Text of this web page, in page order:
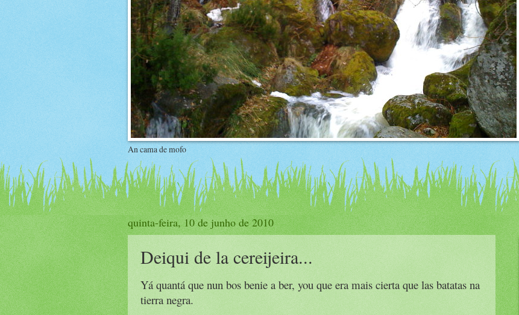
An cama de mofo
quinta-feira, 10 de junho de 2010
Deiqui de la cereijeira...
Yá quantá que nun bos benie a ber, you que era mais cierta que las batatas na
tierra negra.